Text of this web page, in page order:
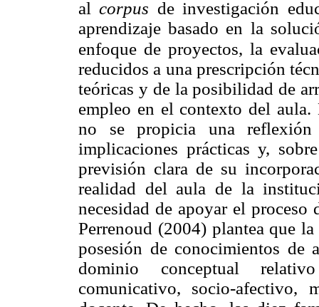
alcorpus de investigación
aprendizaje basado en la
enfoque de proyectos, la
reducidos a una prescripción
teóricas y de la posibilidad de
empleo en el contexto del
no se propicia una reflexión
implicaciones prácticas y,
previsión clara de su
realidad del aula de la
necesidad de apoyar el
Perrenoud (2004) plantea que
posesión de conocimientos de
dominio conceptual
comunicativo, socio-